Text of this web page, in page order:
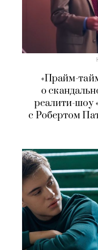
«Прайм-
о
реалити-шоу
с Робертом